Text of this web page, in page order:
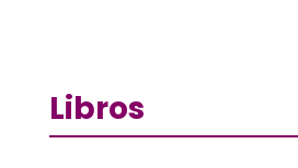
Libros